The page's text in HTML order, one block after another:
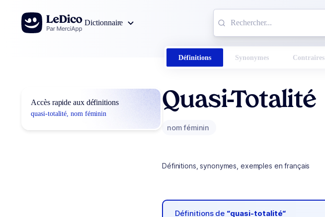
Aller au contenu
Dictionnaire
Définitions Synonymes Contraires
Accès rapide aux définitions
quasi-totalité, nom féminin
Quasi-Totalité
nom féminin
Définitions, synonymes, exemples en français
Définitions de “quasi-totalité“